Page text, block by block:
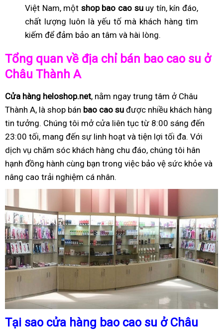
Việt Nam, một shop bao cao suuy tín, kín đáo,
chất lượng luôn là yếu tố mà khách hàng tìm
kiếm để đảm bảo an tâm và hài lòng.
Tổng quan về địa chỉ bán bao cao su ở
Châu Thành A
Cửa hàng heloshop.net, nằm ngay trung tâm ở Châu
Thành A, là shop bán bao cao su được nhiều khách hàng
tin tưởng. Chúng tôi mở cửa liên tục từ 8:00 sáng đến
23:00 tối, mang đến sự linh hoạt và tiện lợi tối đa. Với
dịch vụ chăm sóc khách hàng chu đáo, chúng tôi hân
hạnh đồng hành cùng bạn trong việc bảo vệ sức khỏe và
nâng cao trải nghiệm cá nhân.
Tại sao cửa hàng bao cao su ở Châu